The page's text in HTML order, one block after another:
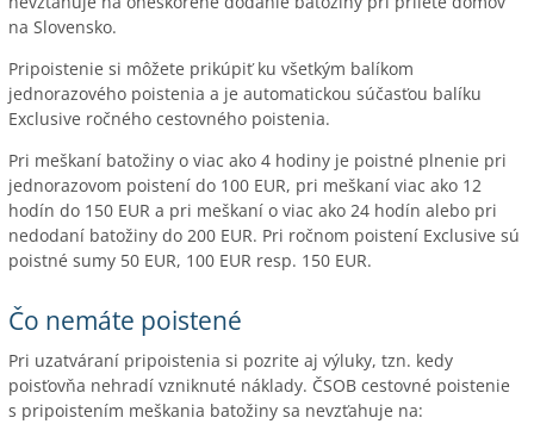
na Slovensko.
Pripoistenie si môžete prikúpiť ku všetkým balíkom
jednorazového poistenia a je automatickou súčasťou balíku
Exclusive ročného cestovného poistenia.
Pri meškaní batožiny o viac ako 4 hodiny je poistné plnenie pri
jednorazovom poistení do 100 EUR, pri meškaní viac ako 12
hodín do 150 EUR a pri meškaní o viac ako 24 hodín alebo pri
nedodaní batožiny do 200 EUR. Pri ročnom poistení Exclusive sú
poistné sumy 50 EUR, 100 EUR resp. 150 EUR.
Čo nemáte poistené
Pri uzatváraní pripoistenia si pozrite aj výluky, tzn. kedy
poisťovňa nehradí vzniknuté náklady. ČSOB cestovné poistenie
s pripoistením meškania batožiny sa nevzťahuje na: